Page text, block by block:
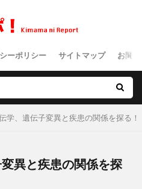
ーポリシー サイトマップ お問
学、遺伝子変異と疾患の関係を探る！
異と疾患の関係を探